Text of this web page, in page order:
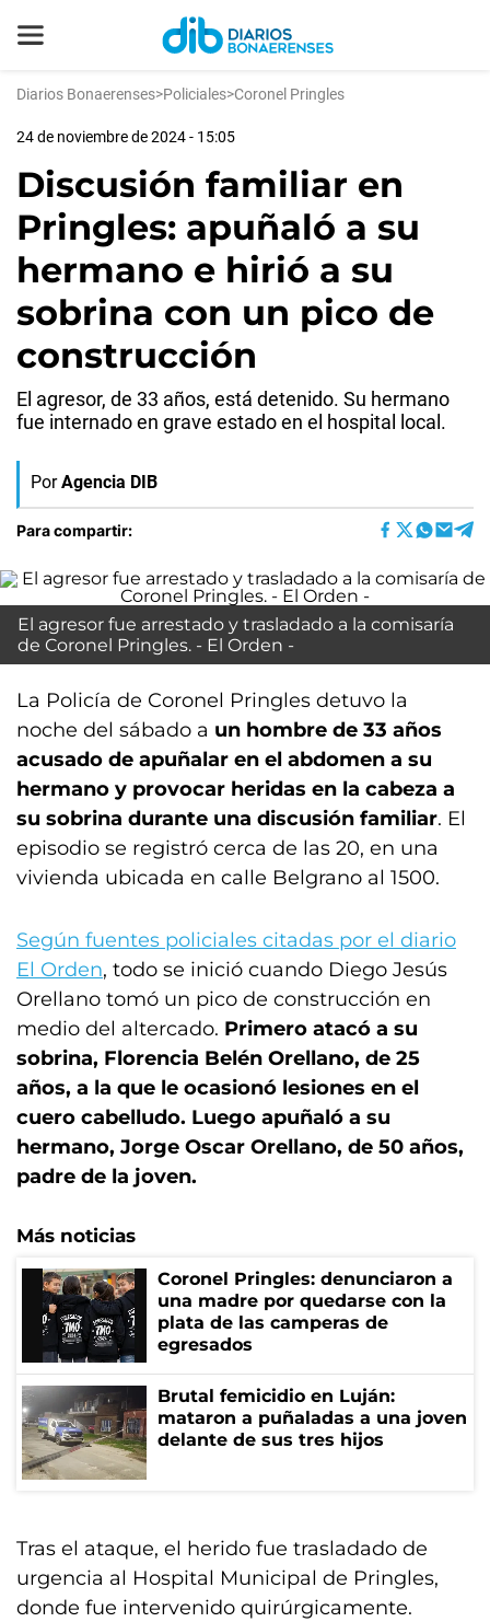
Diarios Bonaerenses>Policiales>Coronel Pringles
24 de noviembre de 2024 - 15:05
Discusión familiar en
Pringles: apuñaló a su
hermano e hirió a su
sobrina con un pico de
construcción
El agresor, de 33 años, está detenido. Su hermano
fue internado en grave estado en el hospital local.
Por Agencia DIB
Para compartir:
El agresor fue arrestado y trasladado a la comisaría
de Coronel Pringles. - El Orden -
La Policía de Coronel Pringles detuvo la
noche del sábado a un hombre de 33 años
acusado de apuñalar en el abdomen a su
hermano y provocar heridas en la cabeza a
su sobrina durante una discusión familiar. El
episodio se registró cerca de las 20, en una
vivienda ubicada en calle Belgrano al 1500.
Según fuentes policiales citadas por el diario
El Orden, todo se inició cuando Diego Jesús
Orellano tomó un pico de construcción en
medio del altercado. Primero atacó a su
sobrina, Florencia Belén Orellano, de 25
años, a la que le ocasionó lesiones en el
cuero cabelludo. Luego apuñaló a su
hermano, Jorge Oscar Orellano, de 50 años,
padre de la joven.
Más noticias
Coronel Pringles: denunciaron a
una madre por quedarse con la
plata de las camperas de
egresados
Brutal femicidio en Luján:
mataron a puñaladas a una joven
delante de sus tres hijos
Tras el ataque, el herido fue trasladado de
urgencia al Hospital Municipal de Pringles,
donde fue intervenido quirúrgicamente.